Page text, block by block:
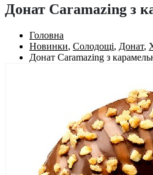
Донат Caramazing з
Головна
Новинки, Солодощі, Донат,
Донат Caramazing з